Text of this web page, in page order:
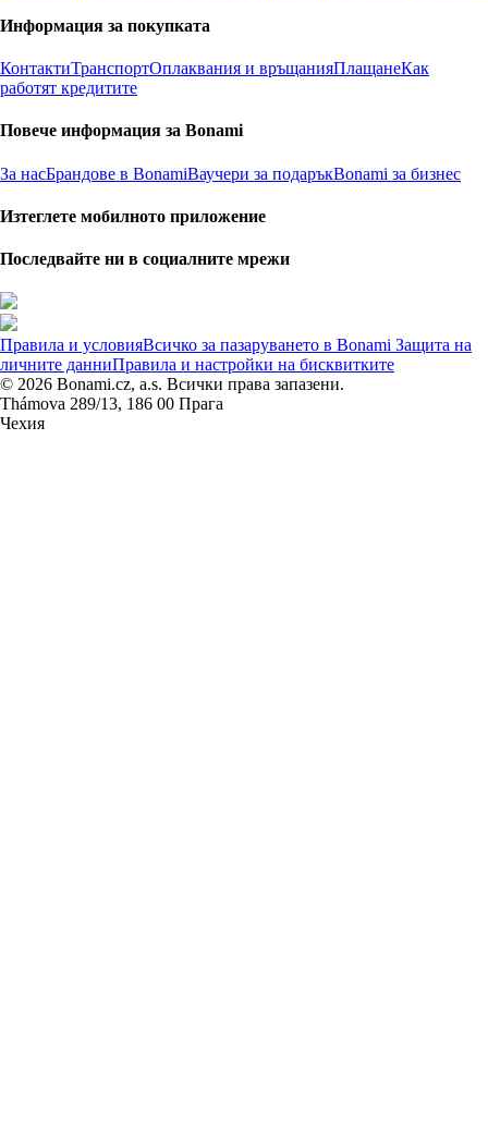
Информация за покупката
КонтактиТранспортОплаквания и връщанияПлащанеКак
работят кредитите
Повече информация за Bonami
За насБрандове в BonamiВаучери за подаръкBonami за бизнес
Изтеглете мобилното приложение
Последвайте ни в социалните мрежи
Правила и условияВсичко за пазаруването в Bonami Защита на
личните данниПравила и настройки на бисквитките
© 2026 Bonami.cz, a.s. Всички права запазени.
Thámova 289/13, 186 00 Прага
Чехия